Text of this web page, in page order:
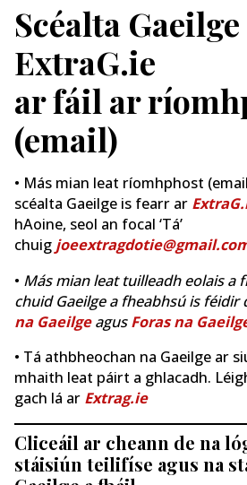
Scéalta Gaeilge
ExtraG.ie
ar fáil ar
(email)
• Más mian leat ríomhphost
scéalta Gaeilge is fearr ar
hAoine, seol an focal ‘Tá’
chuig
• Más mian leat tuilleadh eolais a
chuid Gaeilge a fheabhsú is féidir
na GaeilgeagusForas na
• Tá athbheochan na Gaeilge ar
mhaith leat páirt a ghlacadh.
gach lá ar Extrag.ie
Cliceáil ar cheann de na
stáisiún teilifíse agus na